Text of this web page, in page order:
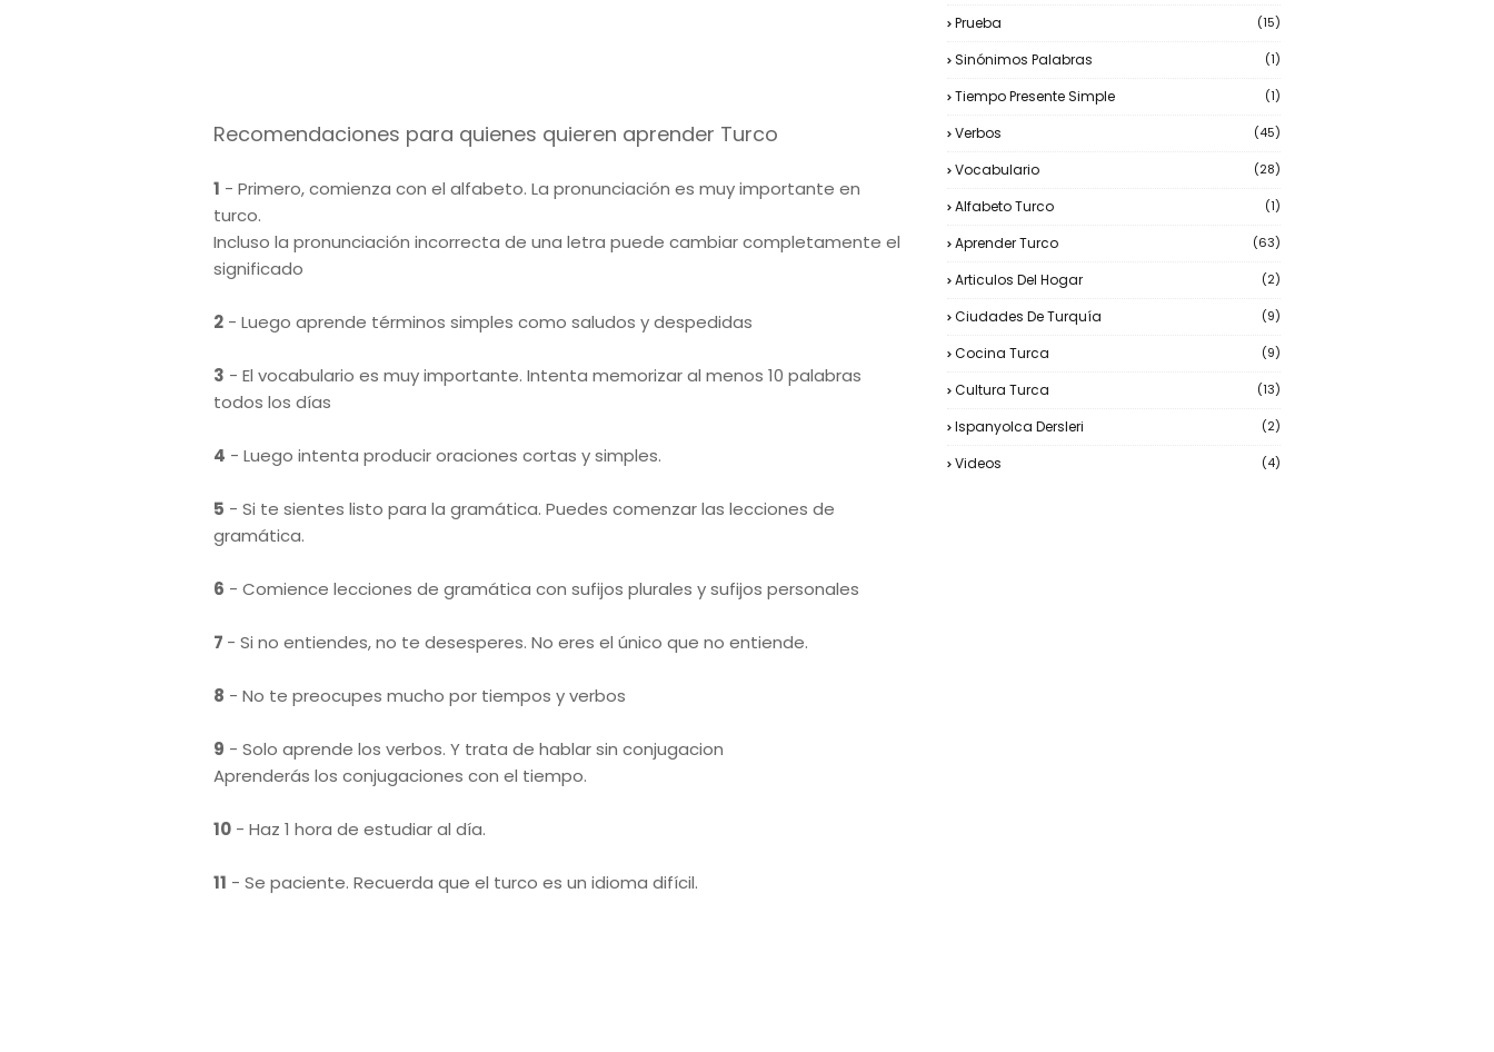
Recomendaciones para quienes quieren aprender Turco
1 - Primero, comienza con el alfabeto. La pronunciación es muy importante en
turco.
Incluso la pronunciación incorrecta de una letra puede cambiar completamente el
significado
2 - Luego aprende términos simples como saludos y despedidas
3 - El vocabulario es muy importante. Intenta memorizar al menos 10 palabras
todos los días
4 - Luego intenta producir oraciones cortas y simples.
5 - Si te sientes listo para la gramática. Puedes comenzar las lecciones de
gramática.
6 - Comience lecciones de gramática con sufijos plurales y sufijos personales
7 - Si no entiendes, no te desesperes. No eres el único que no entiende.
8 - No te preocupes mucho por tiempos y verbos
9 - Solo aprende los verbos. Y trata de hablar sin conjugacion
Aprenderás los conjugaciones con el tiempo.
10 - Haz 1 hora de estudiar al día.
11 - Se paciente. Recuerda que el turco es un idioma difícil.
Prueba (15)
Sinónimos Palabras (1)
Tiempo Presente Simple (1)
Verbos (45)
Vocabulario (28)
Alfabeto Turco (1)
Aprender Turco (63)
Articulos Del Hogar (2)
Ciudades De Turquía (9)
Cocina Turca (9)
Cultura Turca (13)
Ispanyolca Dersleri (2)
Videos (4)